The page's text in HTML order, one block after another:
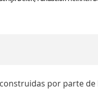
por parte